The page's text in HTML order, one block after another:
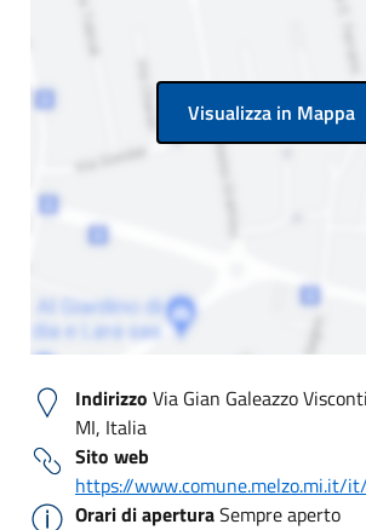
Visualizza in Mappa
Indirizzo Via Gian Galeazzo
MI, Italia
Sito web
https://www.comune.melzo.mi.it/
Orari di aperturaSempre aperto